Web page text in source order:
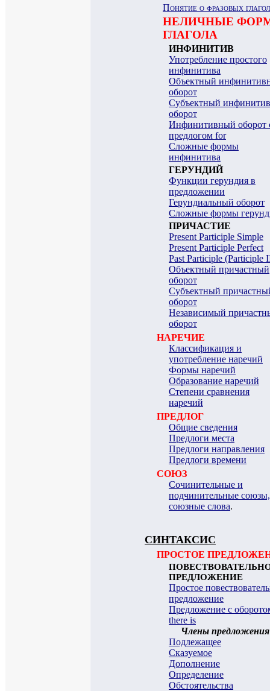
Понятие о фразовых
НЕЛИЧНЫЕ
ГЛАГОЛА
ИНФИНИТИВ
Употребление простого
инфинитива
Объектный
оборот
Субъектный
оборот
Инфинитивный оборот
предлогом for
Сложные формы
инфинитива
ГЕРУНДИЙ
Функции герундия в
предложении
Герундиальный оборот
Сложные формы
ПРИЧАСТИЕ
Present Participle Simple
Present Participle Perfect
Past Participle (Participle
Объектный причастный
оборот
Субъектный
оборот
Независимый
оборот
НАРЕЧИЕ
Классификация и
употребление наречий
Формы наречий
Образование наречий
Степени сравнения
наречий
ПРЕДЛОГ
Общие сведения
Предлоги места
Предлоги направления
Предлоги времени
СОЮЗ
Сочинительные и
подчинительные союзы,
союзные слова.
СИНТАКСИС
ПРОСТОЕ
ПРЕДЛОЖЕНИЕ
Простое
предложение
Предложение с
there is
Члены предложения
Подлежащее
Сказуемое
Дополнение
Определение
Обстоятельства